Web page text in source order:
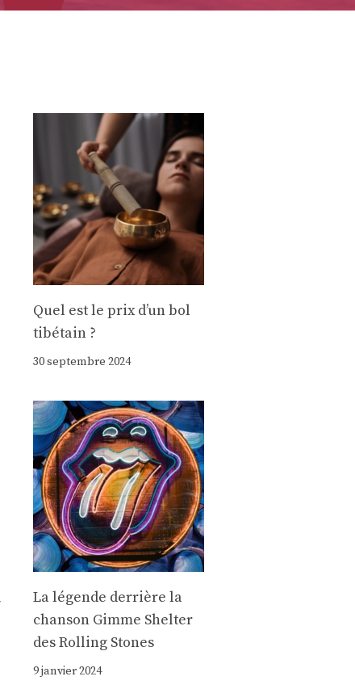
Quel est le prix d’un bol
tibétain ?
30 septembre 2024
La légende derrière la
chanson Gimme Shelter
des Rolling Stones
9 janvier 2024